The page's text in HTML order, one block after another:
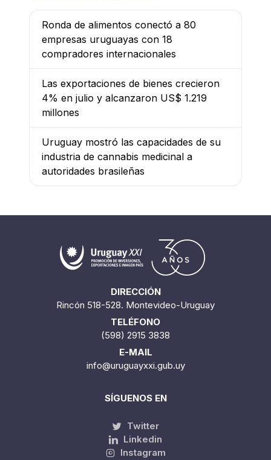
Ronda de alimentos conectó a 80
empresas uruguayas con 18
compradores internacionales
Las exportaciones de bienes crecieron
4% en julio y alcanzaron US$ 1.219
millones
Uruguay mostró las capacidades de su
industria de cannabis medicinal a
autoridades brasileñas
DIRECCIÓN
Rincón 518-528. Montevideo-Uruguay
TELÉFONO
(598) 2915 3838
E-MAIL
info@uruguayxxi.gub.uy
SÍGUENOS EN
Twitter
Linkedin
Instagram